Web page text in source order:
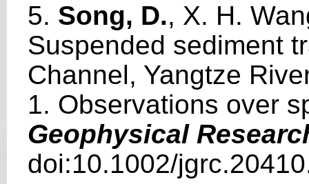
5. Song, D., X. H.
Suspended sediment
Channel, Yangtze
1. Observations over
Geophysical
doi:10.1002/